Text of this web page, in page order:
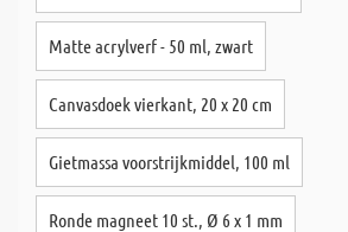
Matte acrylverf - 50 ml, zwart
Canvasdoek vierkant, 20 x 20 cm
Gietmassa voorstrijkmiddel, 100 ml
Ronde magneet 10 st., Ø 6 x 1 mm